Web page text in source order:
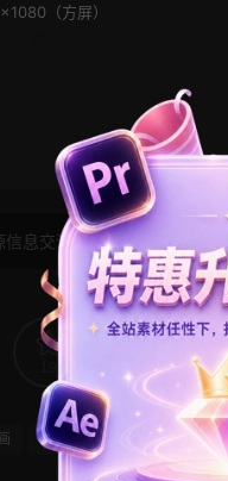
（方屏）
息交流学习， 版权说明
潮流模板